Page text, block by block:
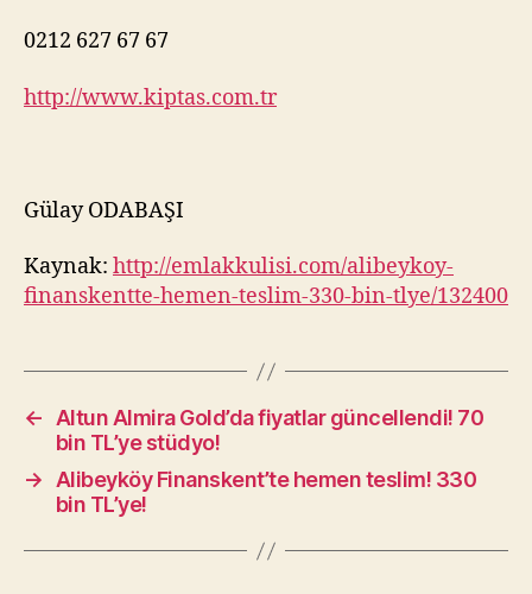
0212 627 67 67
http://www.kiptas.com.tr
Gülay ODABAŞI
Kaynak: http://emlakkulisi.com/alibeykoy-
finanskentte-hemen-teslim-330-bin-tlye/132400
←
Altun Almira Gold’da fiyatlar güncellendi! 70
bin TL’ye stüdyo!
→
Alibeyköy Finanskent’te hemen teslim! 330
bin TL’ye!